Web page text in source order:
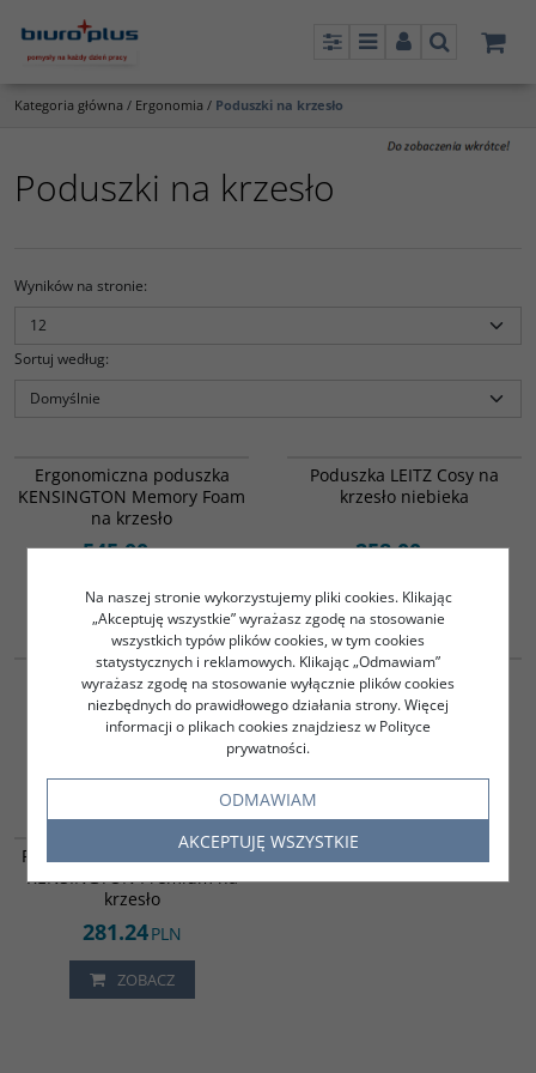
PanelMenuPanelSzukaj
Kategoria główna / Ergonomia / Poduszki na krzesło
Poduszki na krzesło
Wyników na stronie:
Sortuj według:
Ergonomiczna poduszka
KENSINGTON Memory Foam
na krzesło
545.00PLN
ZOBACZ
Poduszka LEITZ Cosy na
krzesło niebieka
258.00PLN
ZOBACZ
838443
Poduszka LEITZ Cosy na
krzesło szara
258.00PLN
ZOBACZ
Poduszka LEITZ Cosy na
krzesło żółta
258.00PLN
ZOBACZ
830486
Poduszka żelowa chłodząca
KENSINGTON Premium na
krzesło
281.24PLN
ZOBACZ
Na naszej stronie wykorzystujemy pliki cookies. Klikając
„Akceptuję wszystkie” wyrażasz zgodę na stosowanie
wszystkich typów plików cookies, w tym cookies
statystycznych i reklamowych. Klikając „Odmawiam”
wyrażasz zgodę na stosowanie wyłącznie plików cookies
niezbędnych do prawidłowego działania strony. Więcej
informacji o plikach cookies znajdziesz w Polityce
prywatności.
ODMAWIAM
AKCEPTUJĘ WSZYSTKIE